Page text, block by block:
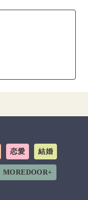
恋愛 結婚
MOREDOOR+